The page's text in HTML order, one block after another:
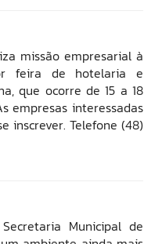
missão empresarial à
feira de hotelaria e
que ocorre de 15 a 18
empresas interessadas
inscrever. Telefone (48)
Municipal de